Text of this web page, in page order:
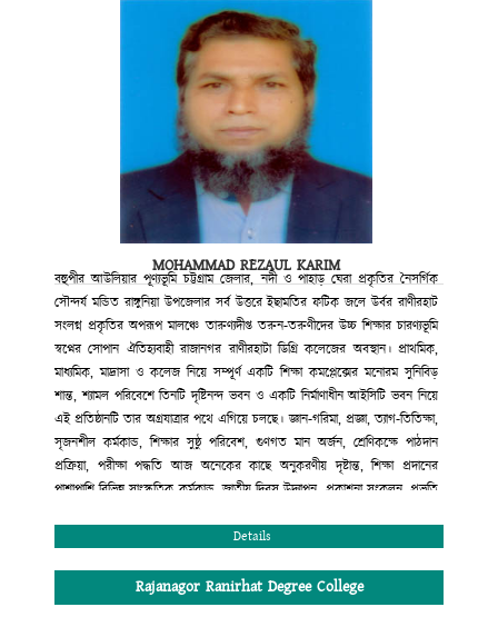
শিক্ষা আজ পণ্যে রূপান্তরিত হয়েছে। অনেক প্রতিষ্ঠান ডিগ্রি বিক্রি করে মুনাফা লুটে
চলেছে। মুক্তবাজার অর্থনীতি ও বিশ্বায়নের যুগে শিক্ষা প্রতিষ্ঠানের আদর্শে অনড় থেকে
নানা প্রতিযোগিতার মধ্য দিয়ে আমরা নিজের ভিত মজবুত রাখবো; এ অঙ্গীকারে আমরা
অবিচল। ডিগ্রি লাভের সুযোগ করে দেয়া নয় শুধু, শিক্ষার্থীদের শারীরিক ও মানসিক
স্বাস্থ্য পরিচর্যার এক উৎকৃষ্ট কেন্দ্র রাজানগর রানীরহাট ডিগ্রি কলেজ সব সময় নতুন
সূর্যের দিকে অগ্রসরমাণ থাকবে এই আমার বিশ্বাস।
কে. আর. এম পেয়ারউদ্দিন মাহমুদ চৌধুরী
কলেজ গভনিং বডি
রাজানগর রানিরহাট ডিগ্রি কলেজ
রাঙ্গুনিয়া, চট্টগ্রাম।
MOHAMMAD REZAUL KARIM
বহুপীর আউলিয়ার পূণ্যভূমি চট্টগ্রাম জেলার, নদী ও পাহাড় ঘেরা প্রকৃতির নৈসর্গিক
সৌন্দর্য মন্ডিত রাঙ্গুনিয়া উপজেলার সর্ব উত্তরে ইছামতির ফটিক জলে উর্বর রাণীরহাট
সংলগ্ন প্রকৃতির অপরূপ মালঞ্চে তারুণ্যদীপ্ত তরুন-তরুণীদের উচ্চ শিক্ষার চারণ্যভূমি
স্বপ্নের সোপান ঐতিহ্যবাহী রাজানগর রাণীরহাটা ডিগ্রি কলেজের অবস্থান। প্রাথমিক,
মাধ্যমিক, মাদ্রাসা ও কলেজ নিয়ে সম্পূর্ণ একটি শিক্ষা কমপ্লেক্সের মনোরম সুনিবিড়
শান্ত, শ্যামল পরিবেশে তিনটি দৃষ্টিনন্দ ভবন ও একটি নির্মাণাধীন আইসিটি ভবন নিয়ে
এই প্রতিষ্ঠানটি তার অগ্রযাত্রার পথে এগিয়ে চলছে। জ্ঞান-গরিমা, প্রজ্ঞা, ত্যাগ-তিতিক্ষা,
সৃজনশীল কর্মকান্ড, শিক্ষার সুষ্ঠু পরিবেশ, গুণগত মান অর্জন, শ্রেণিকক্ষে পাঠদান
প্রক্রিয়া, পরীক্ষা পদ্ধতি আজ অনেকের কাছে অনুকরণীয় দৃষ্টান্ত, শিক্ষা প্রদানের
পাশাপাশি বিভিন্ন সাংস্কৃতিক কর্মকান্ড, জাতীয় দিবস উদ্যাপন, প্রকাশনা সংকলন, প্রভৃতি
সাংস্কৃতির চর্চায় এ প্রতিষ্ঠান অগ্রণী ভূমিকা পালন করছে। শিক্ষা প্রদানের ক্ষেত্রে সম্পূর্ণ
শিক্ষাকার্যক্রম সন্নিবেশিত অ্যাকাডেমিক ক্যালেন্ডার, ধুমপান রাজনীতিমুক্ত পরিবেশ
অত্যন্ত যত্মসহকারে দক্ষ, অভিজ্ঞ শিক্ষকমন্ডলী দ্বারা পাঠদান। এরই ফলশ্রুতি বরাবর এ
Details
Rajanagor Ranirhat Degree College